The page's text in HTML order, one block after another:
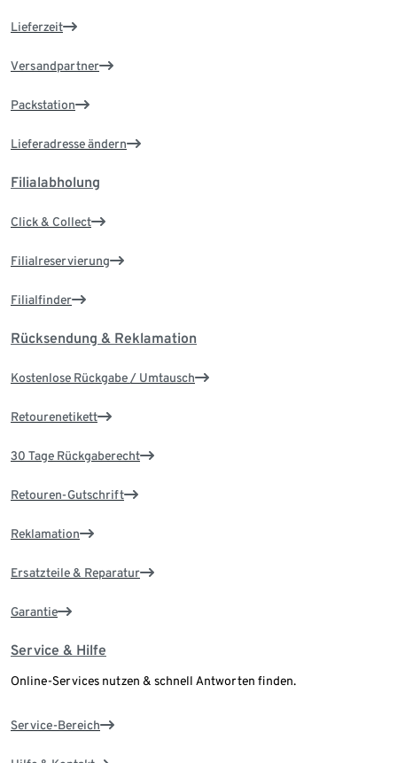
Lieferzeit
Versandpartner
Packstation
Lieferadresse ändern
Filialabholung
Click & Collect
Filialreservierung
Filialfinder
Rücksendung & Reklamation
Kostenlose Rückgabe / Umtausch
Retourenetikett
30 Tage Rückgaberecht
Retouren-Gutschrift
Reklamation
Ersatzteile & Reparatur
Garantie
Service & Hilfe
Online-Services nutzen & schnell Antworten finden.
Service-Bereich